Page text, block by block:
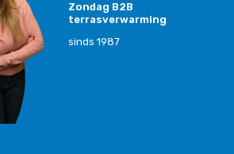
Zondag B2B
terrasverwarming
sinds 1987